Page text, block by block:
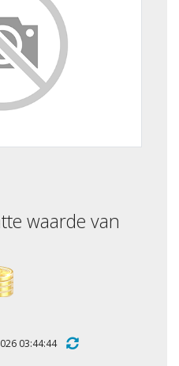
waarde van
03:44:44